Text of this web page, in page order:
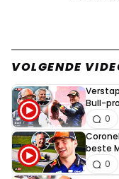
VOLGENDE
Bull-
0
beste
0